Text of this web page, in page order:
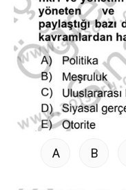
A B